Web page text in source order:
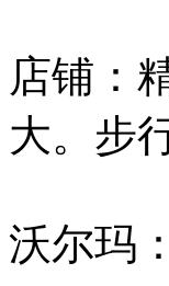
店铺：
大。步
沃尔玛：